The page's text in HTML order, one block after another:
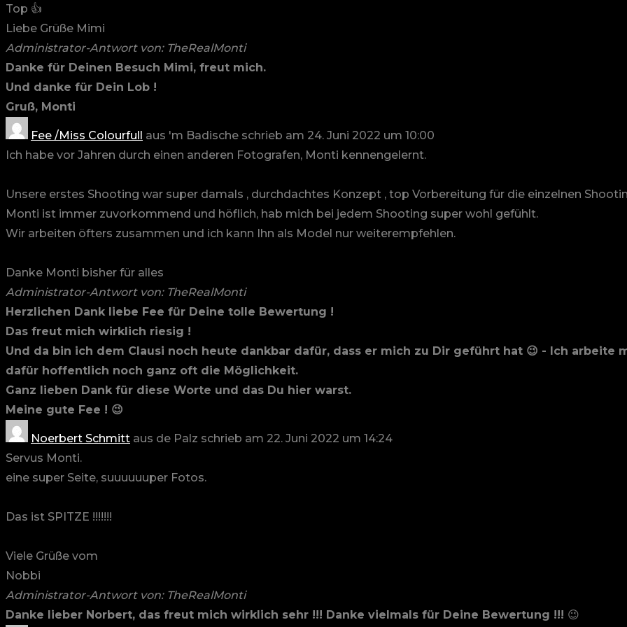
Top 👍
Liebe Grüße Mimi
Administrator-Antwort von: TheRealMonti
Danke für Deinen Besuch Mimi, freut mich.
Und danke für Dein Lob !
Gruß, Monti
Fee /Miss Colourfull aus 'm Badische schrieb am 24. Juni 2022 um 10:00
Ich habe vor Jahren durch einen anderen Fotografen, Monti kennengelernt.
Unsere erstes Shooting war super damals , durchdachtes Konzept , top Vorbereitung für die einzelnen
Monti ist immer zuvorkommend und höflich, hab mich bei jedem Shooting super wohl gefühlt.
Wir arbeiten öfters zusammen und ich kann Ihn als Model nur weiterempfehlen.
Danke Monti bisher für alles
Administrator-Antwort von: TheRealMonti
Herzlichen Dank liebe Fee für Deine tolle Bewertung !
Das freut mich wirklich riesig !
Und da bin ich dem Clausi noch heute dankbar dafür, dass er mich zu Dir geführt hat 😉 - Ich arbeite
dafür hoffentlich noch ganz oft die Möglichkeit.
Ganz lieben Dank für diese Worte und das Du hier warst.
Meine gute Fee ! 😉
Noerbert Schmitt aus de Palz schrieb am 22. Juni 2022 um 14:24
Servus Monti.
eine super Seite, suuuuuuper Fotos.
Das ist SPITZE !!!!!!!
Viele Grüße vom
Nobbi
Administrator-Antwort von: TheRealMonti
Danke lieber Norbert, das freut mich wirklich sehr !!! Danke vielmals für Deine Bewertung !!! 😉